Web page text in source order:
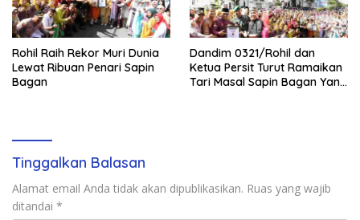
Rohil Raih Rekor Muri Dunia
Lewat Ribuan Penari Sapin
Bagan
Dandim 0321/Rohil dan
Ketua Persit Turut Ramaikan
Tari Masal Sapin Bagan Yang
Tinggalkan Balasan
Alamat email Anda tidak akan dipublikasikan. Ruas yang wajib
ditandai *